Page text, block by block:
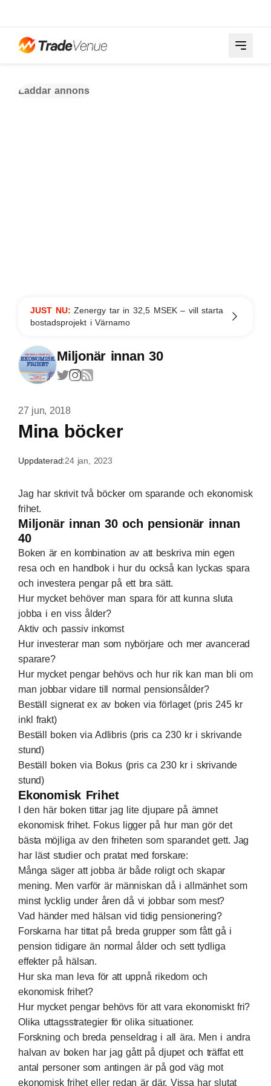
Laddar annons
JUST NU:Zenergy tar in 32,5 MSEK – vill starta
bostadsprojekt i Värnamo
Miljonär innan 30
27 jun, 2018
Mina böcker
Uppdaterad:24 jan, 2023
Jag har skrivit två böcker om sparande och ekonomisk
frihet.
Miljonär innan 30 och pensionär innan
40
Boken är en kombination av att beskriva min egen
resa och en handbok i hur du också kan lyckas spara
och investera pengar på ett bra sätt.
Hur mycket behöver man spara för att kunna sluta
jobba i en viss ålder?
Aktiv och passiv inkomst
Hur investerar man som nybörjare och mer avancerad
sparare?
Hur mycket pengar behövs och hur rik kan man bli om
man jobbar vidare till normal pensionsålder?
Beställ signerat ex av boken via förlaget (pris 245 kr
inkl frakt)
Beställ boken via Adlibris (pris ca 230 kr i skrivande
stund)
Beställ boken via Bokus (pris ca 230 kr i skrivande
stund)
Ekonomisk Frihet
I den här boken tittar jag lite djupare på ämnet
ekonomisk frihet. Fokus ligger på hur man gör det
bästa möjliga av den friheten som sparandet gett. Jag
har läst studier och pratat med forskare:
Många säger att jobba är både roligt och skapar
mening. Men varför är människan då i allmänhet som
minst lycklig under åren då vi jobbar som mest?
Vad händer med hälsan vid tidig pensionering?
Forskarna har tittat på breda grupper som fått gå i
pension tidigare än normal ålder och sett tydliga
effekter på hälsan.
Hur ska man leva för att uppnå rikedom och
ekonomisk frihet?
Hur mycket pengar behövs för att vara ekonomiskt fri?
Olika uttagsstrategier för olika situationer.
Forskning och breda penseldrag i all ära. Men i andra
halvan av boken har jag gått på djupet och träffat ett
antal personer som antingen är på god väg mot
ekonomisk frihet eller redan är där. Vissa har slutat